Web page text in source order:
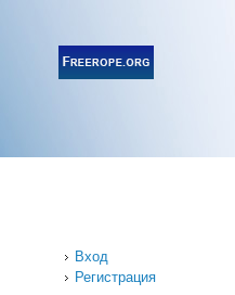
Вход
Регистрация